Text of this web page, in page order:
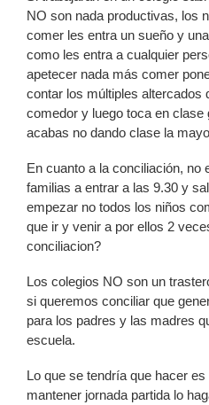
NO son nada productivas, los
comer les entra un sueño y
como les entra a cualquier
apetecer nada más comer
contar los múltiples altercados
comedor y luego toca en clase
acabas no dando clase la
En cuanto a la conciliación, no
familias a entrar a las 9.30 y
empezar no todos los niños
que ir y venir a por ellos 2
conciliacion?
Los colegios NO son un
si queremos conciliar que
para los padres y las madres
escuela.
Lo que se tendría que hacer
mantener jornada partida lo